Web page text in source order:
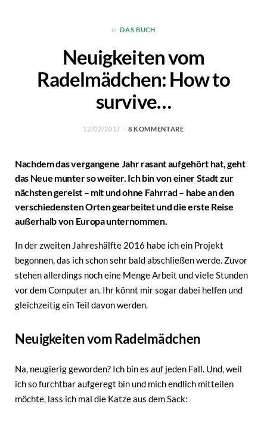
in DAS BUCH
Neuigkeiten vom
Radelmädchen: How to
survive…
12/02/2017 8 KOMMENTARE
Nachdem das vergangene Jahr rasant aufgehört hat, geht
das Neue munter so weiter. Ich bin von einer Stadt zur
nächsten gereist – mit und ohne Fahrrad – habe an den
verschiedensten Orten gearbeitet und die erste Reise
außerhalb von Europa unternommen.
In der zweiten Jahreshälfte 2016 habe ich ein Projekt
begonnen, das ich schon sehr bald abschließen werde. Zuvor
stehen allerdings noch eine Menge Arbeit und viele Stunden
vor dem Computer an. Ihr könnt mir sogar dabei helfen und
gleichzeitig ein Teil davon werden.
Neuigkeiten vom Radelmädchen
Na, neugierig geworden? Ich bin es auf jeden Fall. Und, weil
ich so furchtbar aufgeregt bin und mich endlich mitteilen
möchte, lass ich mal die Katze aus dem Sack: